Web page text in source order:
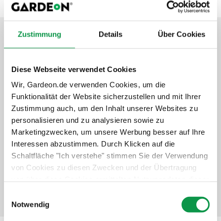
Zustimmung Details Über Cookies
Diese Webseite verwendet Cookies
Wir, Gardeon.de verwenden Cookies, um die
Funktionalität der Website sicherzustellen und mit Ihrer
Zustimmung auch, um den Inhalt unserer Websites zu
personalisieren und zu analysieren sowie zu
Marketingzwecken, um unsere Werbung besser auf Ihre
Interessen abzustimmen. Durch Klicken auf die
Schaltfläche "Ich verstehe" stimmen Sie der Verwendung
von Cookies zu diesen Zwecken und der Übertragung
Werbung in sozialen Netzwerken und Werbenetzwerken
auf anderen Websites zu. Diese Zustimmung ist freiwillig
Notwendig
Aufwertung und Extras
Garantieverlängerung auf 20 Jahre
Unbeschwertes Nutzen des Gebäudes
Schneller und professioneller Service
Langfristiger Schutz der Investition
+842,-€
Details anzeigen Verbindlich auswählen